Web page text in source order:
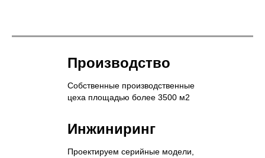
Производство
Собственные производственные
цеха площадью более 3500 м2
Инжиниринг
Проектируем серийные модели,